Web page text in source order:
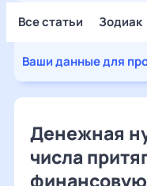
Все статьи Зодиак
Ваши данные для
Денежная
числа